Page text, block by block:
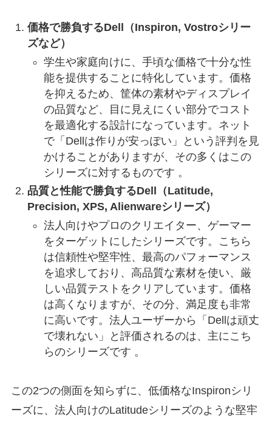
価格で勝負するDell（Inspiron, Vostroシリー
ズなど）
学生や家庭向けに、手頃な価格で十分な性
能を提供することに特化しています。価格
を抑えるため、筐体の素材やディスプレイ
の品質など、目に見えにくい部分でコスト
を最適化する設計になっています。ネット
で「Dellは作りが安っぽい」という評判を見
かけることがありますが、その多くはこの
シリーズに対するものです 。
品質と性能で勝負するDell（Latitude,
Precision, XPS, Alienwareシリーズ）
法人向けやプロのクリエイター、ゲーマー
をターゲットにしたシリーズです。こちら
は信頼性や堅牢性、最高のパフォーマンス
を追求しており、高品質な素材を使い、厳
しい品質テストをクリアしています。価格
は高くなりますが、その分、満足度も非常
に高いです。法人ユーザーから「Dellは頑丈
で壊れない」と評価されるのは、主にこち
らのシリーズです 。
この2つの側面を知らずに、低価格なInspironシリ
ーズに、法人向けのLatitudeシリーズのような堅牢